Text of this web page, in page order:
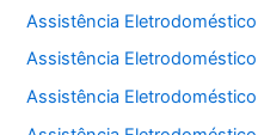
Assistência
Assistência
Assistência